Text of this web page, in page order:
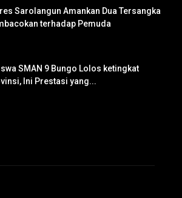
Sarolangun Amankan Dua Tersangka
terhadap Pemuda
SMAN 9 Bungo Lolos ketingkat
Ini Prestasi yang...